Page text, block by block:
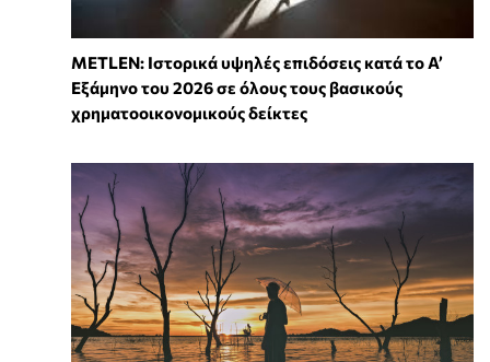
METLEN: Ιστορικά υψηλές επιδόσεις κατά το Α’
Εξάμηνο του 2026 σε όλους τους βασικούς
χρηματοοικονομικούς δείκτες